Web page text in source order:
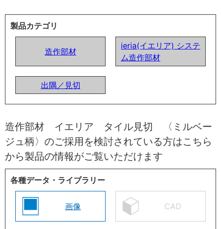
製品カテゴリ
造作部材
ieria(イエリア) システ
ム造作部材
出隅／見切
造作部材 イエリア タイル見切 〈ミルベー
ジュ柄〉のご採用を検討されている方はこちら
から製品の情報がご覧いただけます
各種データ・ライブラリー
画像 CAD